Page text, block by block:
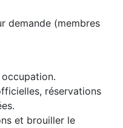
demande (membres
réservations
et brouiller le